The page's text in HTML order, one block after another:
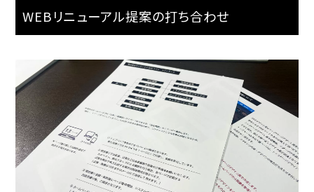
WEBリニューアル提案の打ち合わせ